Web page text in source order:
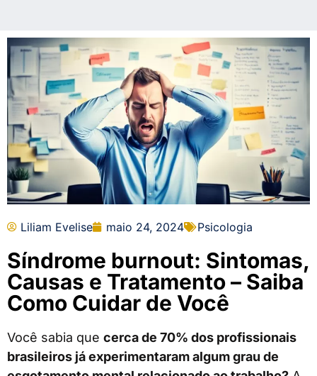
Liliam Evelise maio 24, 2024 Psicologia
Síndrome burnout: Sintomas,
Causas e Tratamento – Saiba
Como Cuidar de Você
Você sabia que cerca de 70% dos profissionais
brasileiros já experimentaram algum grau de